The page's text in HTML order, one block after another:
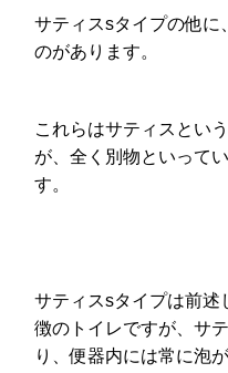
サティスsタイプの他に
のがあります。
これらはサティスとい
が、全く別物といって
す。
サティスsタイプは前述
徴のトイレですが、サ
り、便器内には常に泡